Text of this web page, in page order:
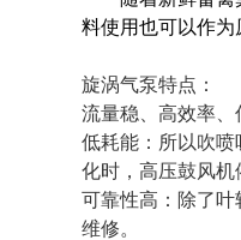
料使用也可以作
旋涡气泵特点：
流量稳、高效率
低耗能：所以吹
化时，高压鼓风
可靠性高：除了
维修。